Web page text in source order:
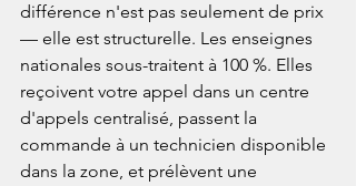
différence n'est pas seulement de prix
— elle est structurelle. Les enseignes
nationales sous-traitent à 100 %. Elles
reçoivent votre appel dans un centre
d'appels centralisé, passent la
commande à un technicien disponible
dans la zone, et prélèvent une